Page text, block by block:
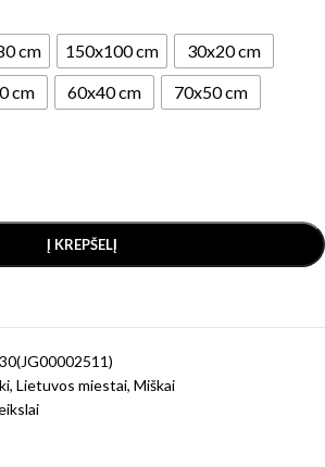
cm 150x100 cm
30x20 cm
cm 60x40 cm
70x50 cm
Į KREPŠELĮ
, Lietuvos miestai, Miškai